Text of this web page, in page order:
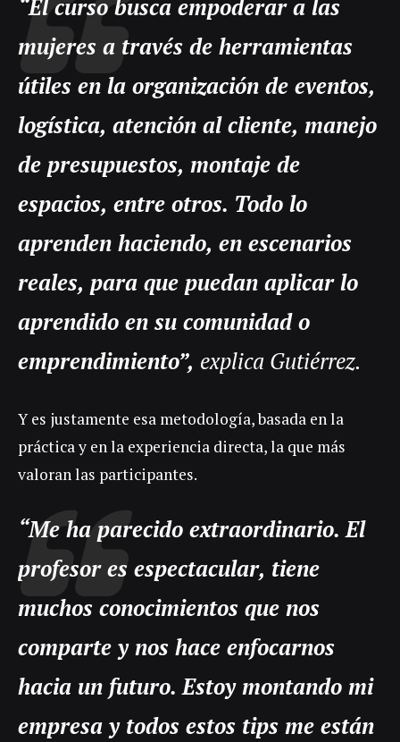
“El curso busca empoderar a las
mujeres a través de herramientas
útiles en la organización de eventos,
logística, atención al cliente, manejo
de presupuestos, montaje de
espacios, entre otros. Todo lo
aprenden haciendo, en escenarios
reales, para que puedan aplicar lo
aprendido en su comunidad o
emprendimiento”, explica Gutiérrez.
Y es justamente esa metodología, basada en la
práctica y en la experiencia directa, la que más
valoran las participantes.
“Me ha parecido extraordinario. El
profesor es espectacular, tiene
muchos conocimientos que nos
comparte y nos hace enfocarnos
hacia un futuro. Estoy montando mi
empresa y todos estos tips me están